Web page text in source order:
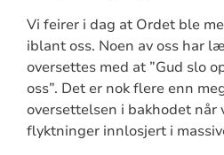
Vi feirer i dag at Ordet ble
iblant oss. Noen av oss har
oversettes med at ”Gud slo
oss”. Det er nok flere enn
oversettelsen i bakhodet når
flyktninger innlosjert i